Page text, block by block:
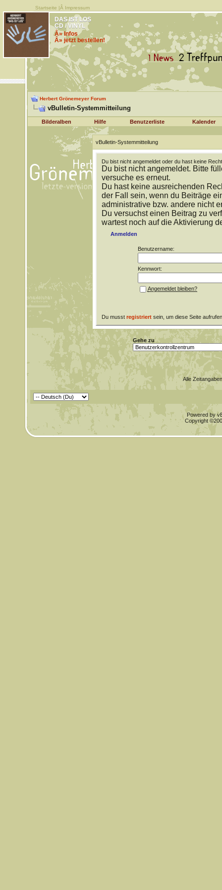
Startseite |Â Impressum
DAS IST LOS
CD / VINYL
Â» Infos
Â» jetzt bestellen!
Herbert Grönemeyer Forum
vBulletin-Systemmitteilung
Bilderalben Hilfe Benutzerliste Kalender
vBulletin-Systemmitteilung
Du bist nicht angemeldet oder du hast keine
Du bist nicht angemeldet. Bitte
versuche es erneut.
Du hast keine ausreichenden
der Fall sein, wenn du Beiträge
administrative bzw. andere nicht
Du versuchst einen Beitrag zu
wartest noch auf die Aktivierung
Anmelden
Benutzername:
Kennwort:
Angemeldet bleiben?
Du musst registriertsein, um diese Seite
Gehe zu
Alle
Powered by
Copyright